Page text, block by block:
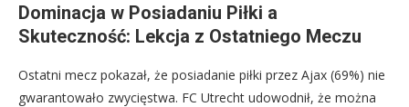
Dominacja w Posiadaniu Piłki a
Skuteczność: Lekcja z Ostatniego Meczu
Ostatni mecz pokazał, że posiadanie piłki przez Ajax (69%) nie
gwarantowało zwycięstwa. FC Utrecht udowodnił, że można